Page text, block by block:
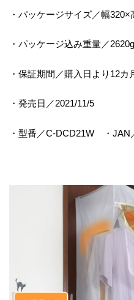
・パッケージサイズ／幅
・パッケージ込み重量／2620g
・保証期間／購入日より12カ
・発売日／2021/11/5
・型番／C-DCD21W ・JAN